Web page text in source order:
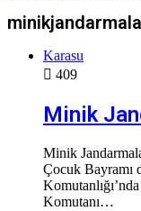
Karasu
409
Minik
Minik
Çocuk Bayramı
Komutanı…